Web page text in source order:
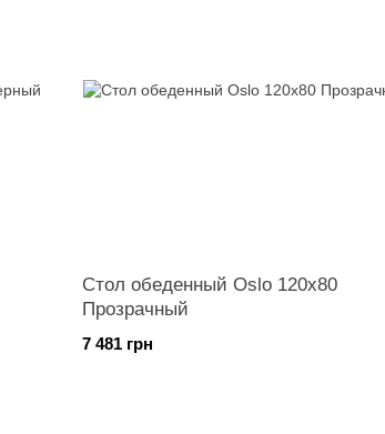
Стол обеденный Oslo 120х80
Прозрачный
7 481 грн